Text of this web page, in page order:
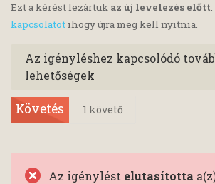
Ezt a kérést lezártuk az új levelezés előtt.
kapcsolatotihogy újra meg kell nyitnia.
Az igényléshez kapcsolódó
lehetőségek
Követés 1 követő
Az igénylést elutasította